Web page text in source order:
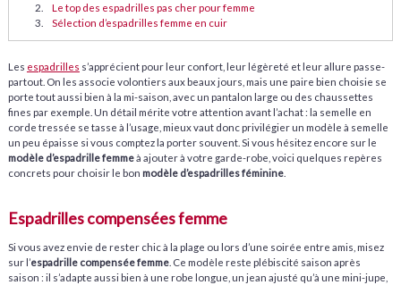
Le top des espadrilles pas cher pour femme
Sélection d’espadrilles femme en cuir
Les espadrilles s’apprécient pour leur confort, leur légèreté et leur allure passe-
partout. On les associe volontiers aux beaux jours, mais une paire bien choisie se
porte tout aussi bien à la mi-saison, avec un pantalon large ou des chaussettes
fines par exemple. Un détail mérite votre attention avant l’achat : la semelle en
corde tressée se tasse à l’usage, mieux vaut donc privilégier un modèle à semelle
un peu épaisse si vous comptez la porter souvent. Si vous hésitez encore sur le
modèle d’espadrille femmeà ajouter à votre garde-robe, voici quelques repères
concrets pour choisir le bon modèle d’espadrilles féminine.
Espadrilles compensées femme
Si vous avez envie de rester chic à la plage ou lors d’une soirée entre amis, misez
sur l’espadrille compensée femme. Ce modèle reste plébiscité saison après
saison : il s’adapte aussi bien à une robe longue, un jean ajusté qu’à une mini-jupe,